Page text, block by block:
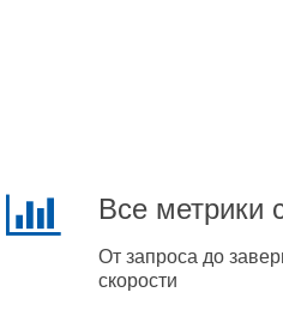
Все метрики
От запроса до
скорости